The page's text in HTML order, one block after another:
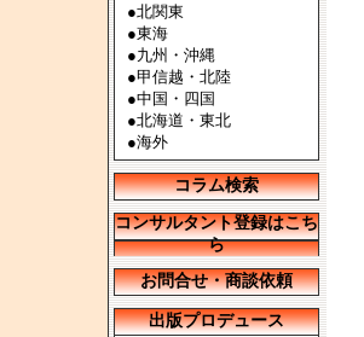
●北関東
●東海
●九州・沖縄
●甲信越・北陸
●中国・四国
●北海道・東北
●海外
コラム検索
コンサルタント登録はこち
ら
お問合せ・商談依頼
出版プロデュース